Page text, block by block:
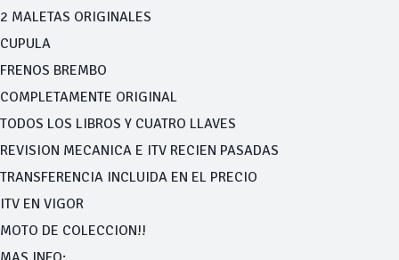
2 MALETAS ORIGINALES
CUPULA
FRENOS BREMBO
COMPLETAMENTE ORIGINAL
TODOS LOS LIBROS Y CUATRO LLAVES
REVISION MECANICA E ITV RECIEN PASADAS
TRANSFERENCIA INCLUIDA EN EL PRECIO
ITV EN VIGOR
MOTO DE COLECCION!!